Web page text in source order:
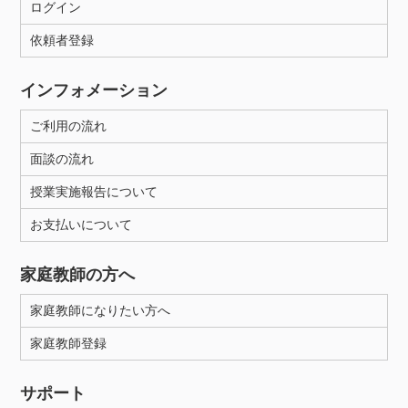
ログイン
依頼者登録
インフォメーション
ご利用の流れ
面談の流れ
授業実施報告について
お支払いについて
家庭教師の方へ
家庭教師になりたい方へ
家庭教師登録
サポート